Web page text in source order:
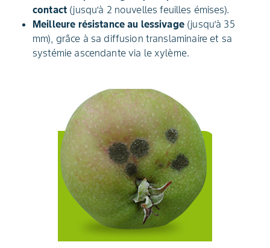
contact (jusqu’à 2 nouvelles feuilles émises).
Meilleure résistance au lessivage(jusqu’à 35
mm), grâce à sa diffusion translaminaire et sa
systémie ascendante via le xylème.